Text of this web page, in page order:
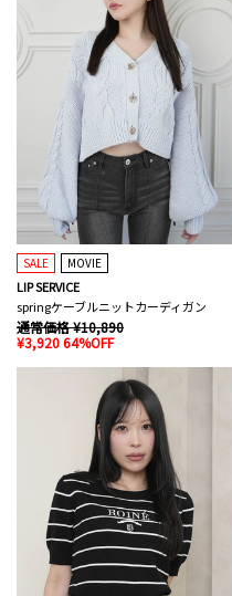
SALE MOVIE
LIP SERVICE
springケーブルニットカーディガン
通常価格 ¥10,890
¥3,920 64%OFF